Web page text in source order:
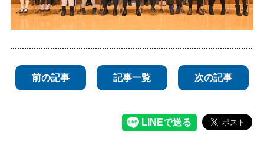
前の記事 記事一覧 次の記事